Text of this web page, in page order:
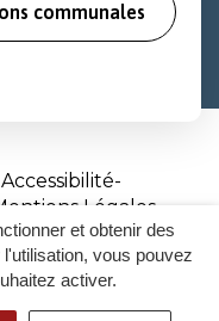
et obtenir des
vous pouvez
activer.
communales
Accessibilité
Légales